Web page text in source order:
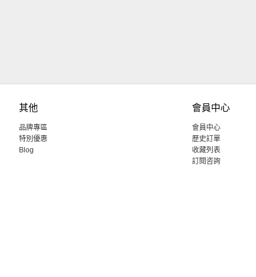
其他
品牌專區
特別優惠
Blog
會員中心
會員中心
歷史訂單
收藏列表
訂閱咨詢